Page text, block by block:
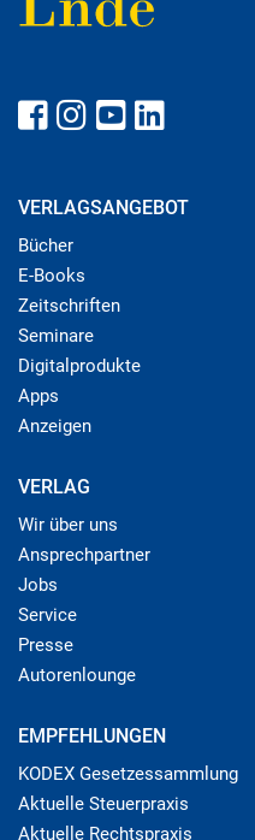
VERLAGSANGEBOT
Bücher
E-Books
Zeitschriften
Seminare
Digitalprodukte
Apps
Anzeigen
VERLAG
Wir über uns
Ansprechpartner
Jobs
Service
Presse
Autorenlounge
EMPFEHLUNGEN
KODEX Gesetzessammlung
Aktuelle Steuerpraxis
Aktuelle Rechtspraxis